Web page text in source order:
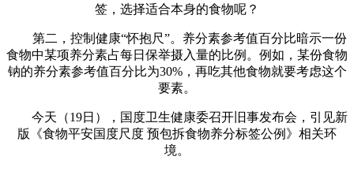
签，选择适合本身的食物呢？
第二，控制健康“怀抱尺”。养分素参考值百分比暗示一份
食物中某项养分素占每日保举摄入量的比例。例如，某份食物
钠的养分素参考值百分比为30%，再吃其他食物就要考虑这个
要素。
今天（19日），国度卫生健康委召开旧事发布会，引见新
版《食物平安国度尺度 预包拆食物养分标签公例》相关环
境。